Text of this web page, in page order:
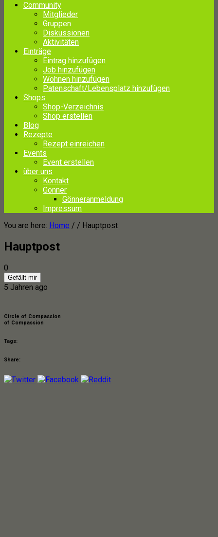
Community
Mitglieder
Gruppen
Diskussionen
Aktivitäten
Einträge
Eintrag hinzufügen
Job hinzufügen
Wohnen hinzufügen
Patenschaft/Lebensplatz hinzufügen
Shops
Shop-Verzeichnis
Shop erstellen
Blog
Rezepte
Rezept einreichen
Events
Event erstellen
über uns
Kontakt
Gönner
Gönneranmeldung
Impressum
You are here: Home / / Hauptpost
Hauptpost
0
Gefällt mir
5 Jahren ago
Circle of Compassion
of Compassion
Tags:
Share: